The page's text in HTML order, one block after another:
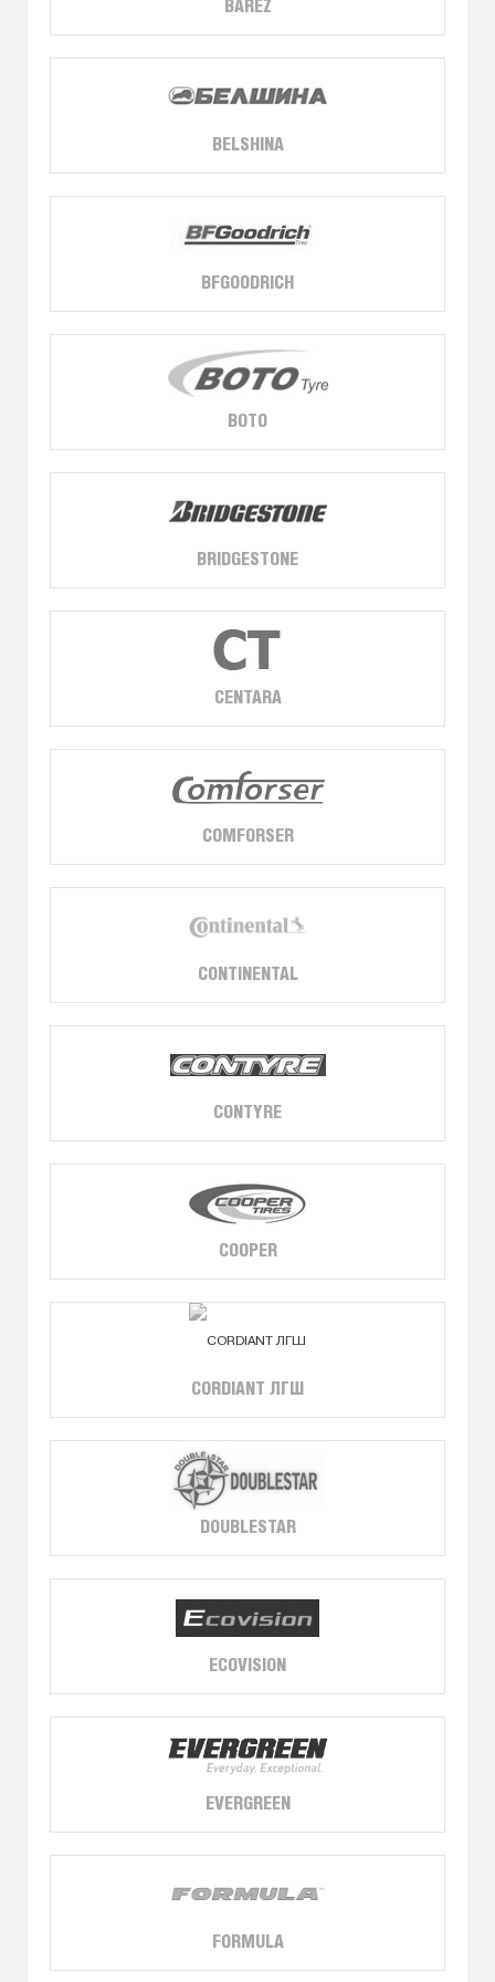
BAREZ
BELSHINA
BFGOODRICH
BOTO
BRIDGESTONE
CENTARA
COMFORSER
CONTINENTAL
CONTYRE
COOPER
CORDIANT ЛГШ
DOUBLESTAR
ECOVISION
EVERGREEN
FORMULA